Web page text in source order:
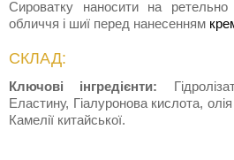
Сироватку наносити на
обличчя і шиї перед нанесенням
СКЛАД:
Ключові інгредієнти:
Еластину, Гіалуронова кислота,
Камелії китайської.